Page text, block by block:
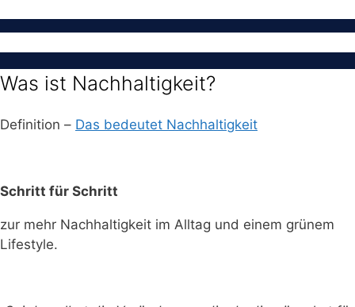
Was ist Nachhaltigkeit?
Definition – Das bedeutet Nachhaltigkeit
Schritt für Schritt
zur mehr Nachhaltigkeit im Alltag und einem grünem
Lifestyle.